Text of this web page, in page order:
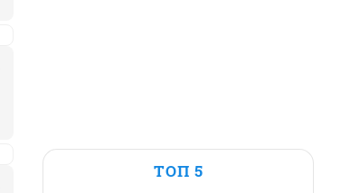
ТОП 5